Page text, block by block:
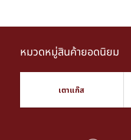
หมวดหมู่สินค้ายอดนิยม
เตาแก๊ส